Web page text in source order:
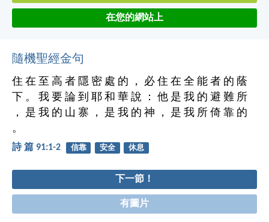
在您的網站上
隨機聖經金句
住 在 至 高 者 隱 密 處 的 ， 必 住 在 全 能 者 的 蔭
下 。 我 要 論 到 耶 和 華 說 ： 他 是 我 的 避 難 所
， 是 我 的 山 寨 ， 是 我 的 神 ， 是 我 所 倚 靠 的
。
詩 篇 91:1-2 信靠 安全 休息
下一節！
有圖片